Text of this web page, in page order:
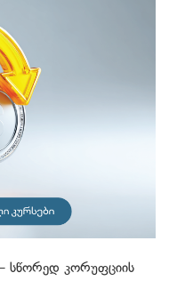
სწორედ კორუფციის